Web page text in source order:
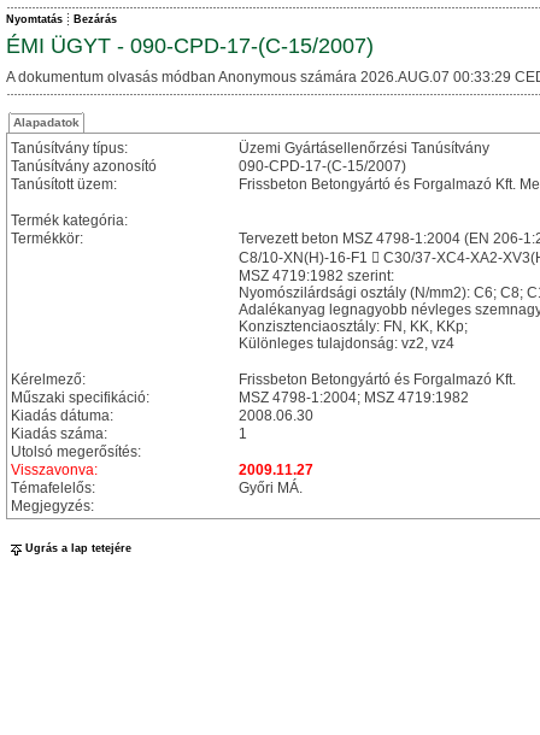
Nyomtatás Bezárás
ÉMI ÜGYT - 090-CPD-17-(C-15/2007)
A dokumentum olvasás módban Anonymous számára 2026.AUG.07 00:33:29
Alapadatok
Tanúsítvány típus:
Üzemi Gyártásellenőrzési Tanúsítvány
Tanúsítvány azonosító
090-CPD-17-(C-15/2007)
Tanúsított üzem:
Frissbeton Betongyártó és Forgalmazó Kft.
Termék kategória:
Termékkör:
Tervezett beton MSZ 4798-1:2004 (EN 206-
C8/10-XN(H)-16-F1  C30/37-XC4-XA2-
MSZ 4719:1982 szerint:
Nyomószilárdsági osztály (N/mm2): C6; C8;
Adalékanyag legnagyobb névleges
Konzisztenciaosztály: FN, KK, KKp;
Különleges tulajdonság: vz2, vz4
Kérelmező:
Frissbeton Betongyártó és Forgalmazó Kft.
Műszaki specifikáció:
MSZ 4798-1:2004; MSZ 4719:1982
Kiadás dátuma:
2008.06.30
Kiadás száma:
1
Utolsó megerősítés:
Visszavonva:
2009.11.27
Témafelelős:
Győri MÁ.
Megjegyzés:
Ugrás a lap tetejére